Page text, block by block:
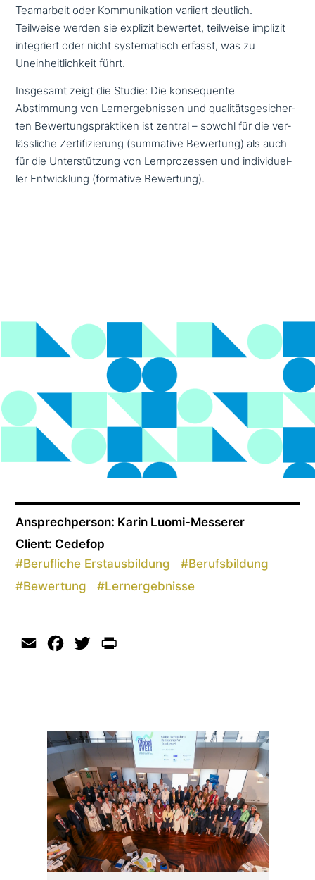
Teamarbeit oder Kommunikation variiert deutlich.
Teilweise werden sie explizit bewertet, teilweise implizit
inte­griert oder nicht syste­ma­tisch erfasst, was zu
Uneinheitlichkeit führt.
Insgesamt zeigt die Studie: Die kon­se­quen­te
Abstimmung von Lernergebnissen und qua­li­täts­ge­si­cher­
ten Bewertungspraktiken ist zentral – sowohl für die ver­
läss­li­che Zertifizierung (summative Bewertung) als auch
für die Unterstützung von Lernprozessen und indi­vi­du­el­
ler Entwicklung (formative Bewertung).
Ansprechperson: Karin Luomi-Messerer
Client: Cedefop
#Berufliche Erstausbildung #Berufsbildung
#Bewertung #Lernergebnisse
Email Facebook
Twitter